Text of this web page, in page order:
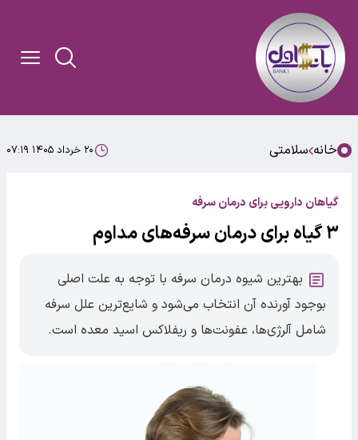
خانه سلامتی ۲۰ خرداد ۱۴۰۵ ۰۷:۱۹
گیاهان دارویی برای درمان سرفه
۳ گیاه برای درمان سرفه‌های مداوم
بهترین شیوه درمان سرفه با توجه به علت اصلی
بوجود آورنده آن انتخاب می‌شود و شایع‌ترین علل سرفه
شامل آلرژی‌ها، عفونت‌ها و ریفلاکس اسید معده است.